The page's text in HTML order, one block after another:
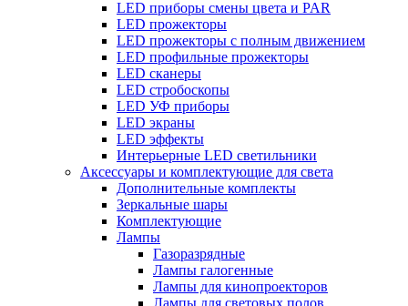
LED приборы смены цвета и PAR
LED прожекторы
LED прожекторы с полным движением
LED профильные прожекторы
LED сканеры
LED стробоскопы
LED УФ приборы
LED экраны
LED эффекты
Интерьерные LED светильники
Аксессуары и комплектующие для света
Дополнительные комплекты
Зеркальные шары
Комплектующие
Лампы
Газоразрядные
Лампы галогенные
Лампы для кинопроекторов
Лампы для световых полов